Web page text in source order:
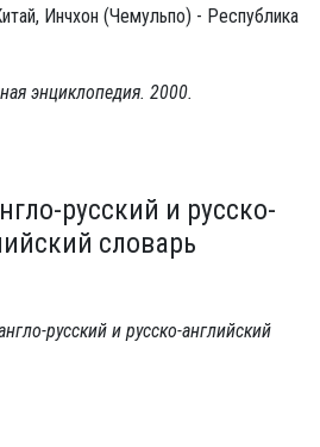
Инчхон (Чемульпо) - Республика
энциклопедия. 2000.
русский и русско-
словарь
русский и русско-английский